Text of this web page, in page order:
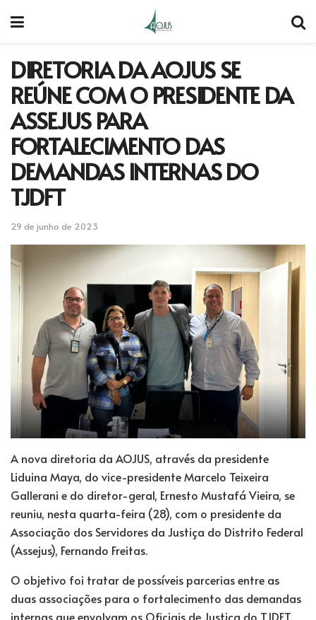
DIRETORIA DA AOJUS SE
REÚNE COM O PRESIDENTE DA
ASSEJUS PARA
FORTALECIMENTO DAS
DEMANDAS INTERNAS DO
TJDFT
29 de junho de 2023
A nova diretoria da AOJUS, através da presidente
Liduina Maya, do vice-presidente Marcelo Teixeira
Gallerani e do diretor-geral, Ernesto Mustafá Vieira, se
reuniu, nesta quarta-feira (28), com o presidente da
Associação dos Servidores da Justiça do Distrito Federal
(Assejus), Fernando Freitas.
O objetivo foi tratar de possíveis parcerias entre as
duas associações para o fortalecimento das demandas
internas que envolvam os Oficiais de Justiça do TJDFT.